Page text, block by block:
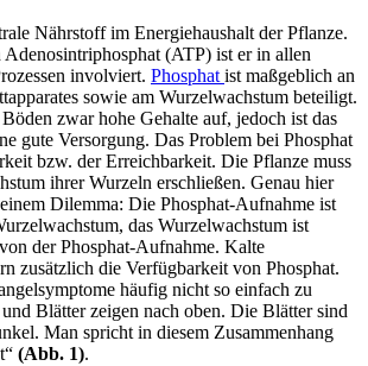
Nährstoff im Energiehaushalt der Pflanze.
(ATP) ist er in allen
involviert. Phosphat ist maßgeblich an
sowie am Wurzelwachstum beteiligt.
zwar hohe Gehalte auf, jedoch ist das
gute Versorgung. Das Problem bei Phosphat
bzw. der Erreichbarkeit. Die Pflanze muss
ihrer Wurzeln erschließen. Genau hier
Dilemma: Die Phosphat-Aufnahme ist
das Wurzelwachstum ist
der Phosphat-Aufnahme. Kalte
zusätzlich die Verfügbarkeit von Phosphat.
häufig nicht so einfach zu
Blätter zeigen nach oben. Die Blätter sind
Man spricht in diesem Zusammenhang
(Abb. 1).